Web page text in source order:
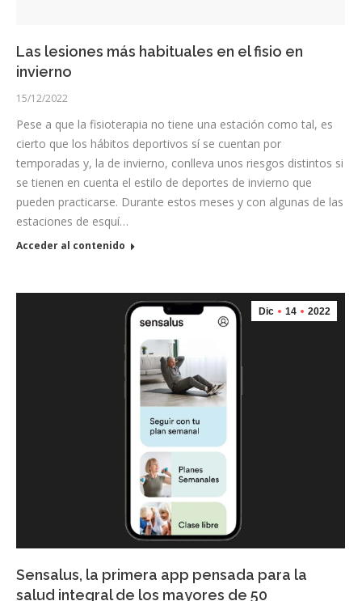
Las lesiones más habituales en el fisio en
invierno
15/12/2022
Pese a que la fisioterapia no tiene una estación como tal, es
cierto que los hábitos deportivos sí se cuentan por
temporadas y, la de invierno, conlleva unos riesgos distintos si
se tienen en cuenta el estilo de deportes de invierno que
pueden practicarse. Durante estos meses y con algunas de las
estaciones de esquí…
Acceder al contenido
Dic 14 2022
Sensalus, la primera app pensada para la
salud integral de los mayores de 50